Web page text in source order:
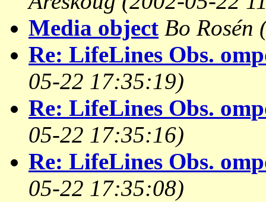
Media object Bo Rosén
Re: LifeLines Obs.
05-22 17:35:19)
Re: LifeLines Obs.
05-22 17:35:16)
Re: LifeLines Obs.
05-22 17:35:08)